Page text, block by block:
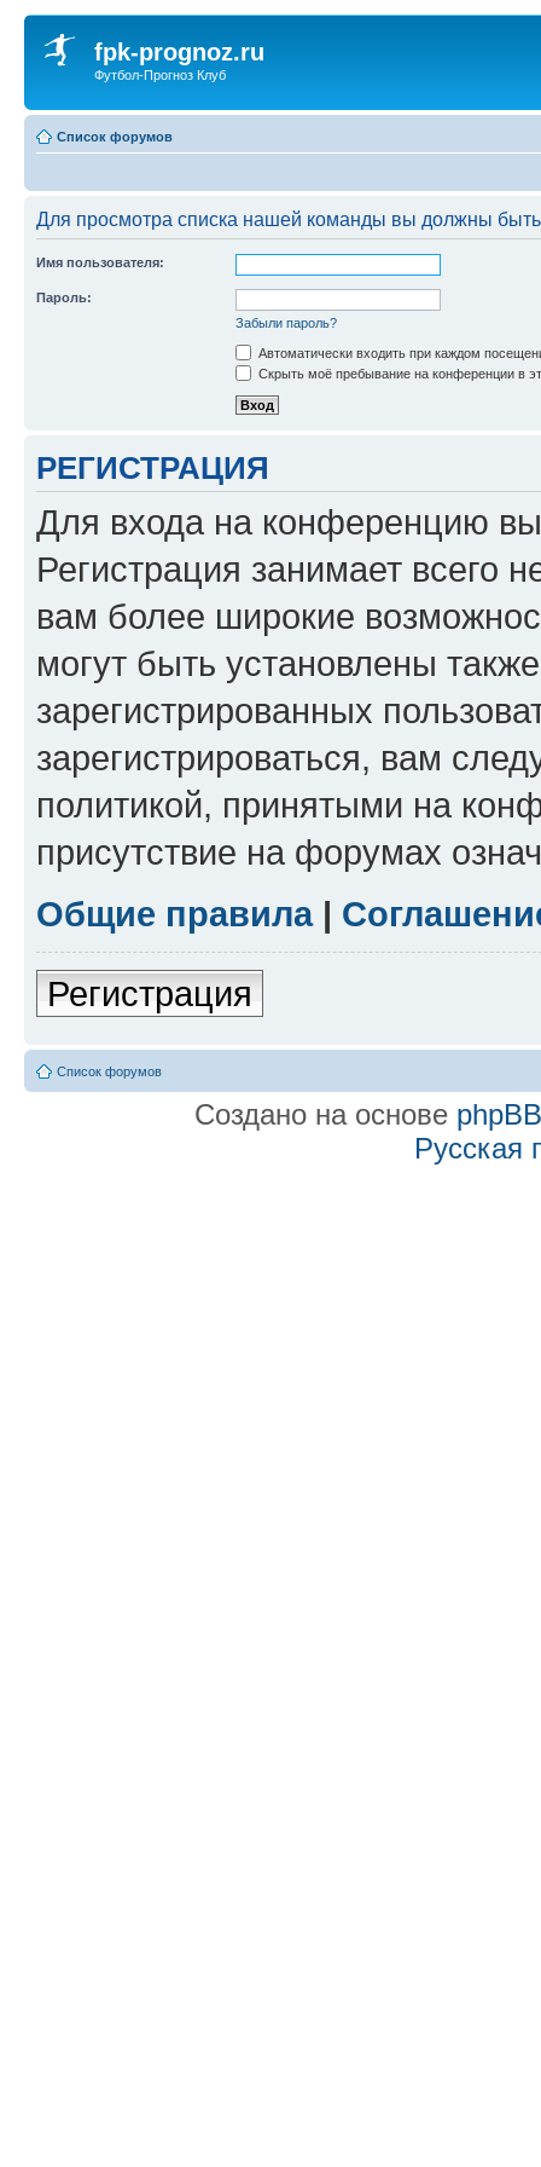
fpk-prognoz.ru
Футбол-Прогноз Клуб
Список форумов
Для просмотра списка нашей команды вы должны
Имя пользователя:
Пароль:
Забыли пароль?
Автоматически входить при каждом
Скрыть моё пребывание на конференции в
РЕГИСТРАЦИЯ
Для входа на конференцию
Регистрация занимает всего
вам более широкие
могут быть установлены
зарегистрированных
зарегистрироваться, вам
политикой, принятыми на
присутствие на форумах
Общие правила|
Регистрация
Список форумов
Создано на основе phpBB
Русская